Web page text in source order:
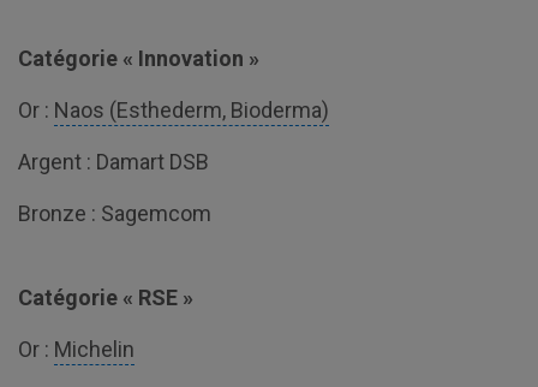
Catégorie « Innovation »
Or : Naos (Esthederm, Bioderma)
Argent : Damart DSB
Bronze : Sagemcom
Catégorie « RSE »
Or : Michelin